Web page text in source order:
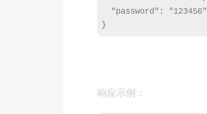
  "password": "123456"
响应示例：